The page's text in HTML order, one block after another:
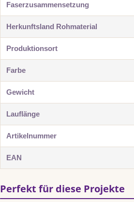
Faserzusammensetzung
Herkunftsland Rohmaterial
Produktionsort
Farbe
Gewicht
Lauflänge
Artikelnummer
EAN
Perfekt für diese Projekte